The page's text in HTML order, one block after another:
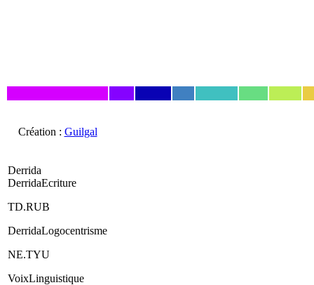
Création : Guilgal
Derrida
DerridaEcriture
TD.RUB
DerridaLogocentrisme
NE.TYU
VoixLinguistique